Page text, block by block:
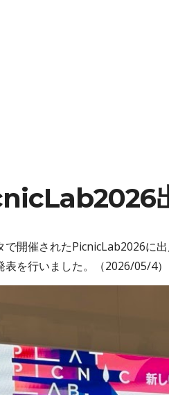
で開催されたPicnicLab2026に
表を行いました。（2026/05/4）